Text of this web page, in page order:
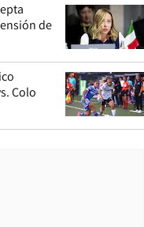
de
Colo